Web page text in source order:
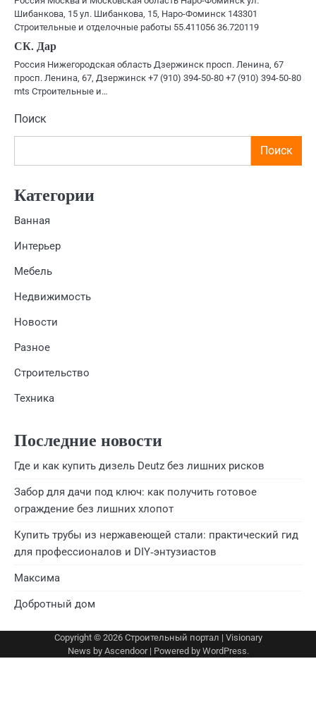
Шибанкова, 15 ул. Шибанкова, 15, Наро-Фоминск 143301
Строительные и отделочные работы 55.411056 36.720119
СК. Дар
Россия Нижегородская область Дзержинск просп. Ленина, 67
просп. Ленина, 67, Дзержинск +7 (910) 394-50-80 +7 (910) 394-50-80
mts Строительные и…
Поиск
Поиск
Категории
Ванная
Интерьер
Мебель
Недвижимость
Новости
Разное
Строительство
Техника
Последние новости
Где и как купить дизель Deutz без лишних рисков
Забор для дачи под ключ: как получить готовое
ограждение без лишних хлопот
Купить трубы из нержавеющей стали: практический гид
для профессионалов и DIY‑энтузиастов
Максима
Добротный дом
Copyright © 2026 Строительный портал | Visionary
News by Ascendoor| Powered by WordPress.